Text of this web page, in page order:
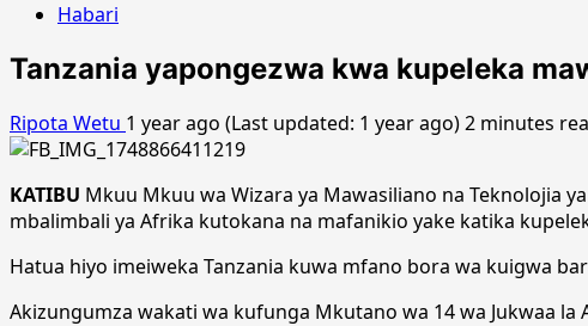
Habari
Tanzania yapongezwa kwa kupeleka
Ripota Wetu 1 year ago (Last updated: 1 year ago)2 minutes
KATIBU Mkuu Mkuu wa Wizara ya Mawasiliano na Teknolojia
mbalimbali ya Afrika kutokana na mafanikio yake katika
Hatua hiyo imeiweka Tanzania kuwa mfano bora wa kuigwa
Akizungumza wakati wa kufunga Mkutano wa 14 wa Jukwaa